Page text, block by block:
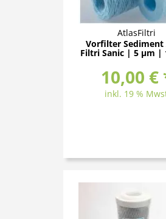
AtlasFiltri
Vorfilter Sediment
Filtri Sanic | 5 μm |
10,00 €
inkl. 19 %